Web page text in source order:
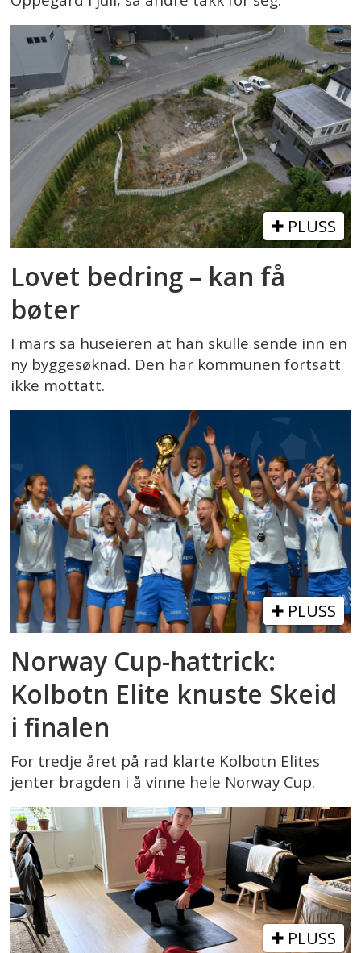
PLUSS
Lovet bedring – kan få
bøter
I mars sa huseieren at han skulle sende inn en
ny byggesøknad. Den har kommunen fortsatt
ikke mottatt.
PLUSS
Norway Cup-hattrick:
Kolbotn Elite knuste Skeid
i finalen
For tredje året på rad klarte Kolbotn Elites
jenter bragden i å vinne hele Norway Cup.
PLUSS